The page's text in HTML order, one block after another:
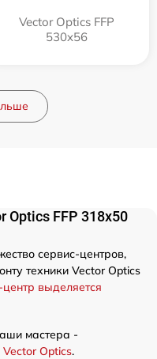
Vector Optics FFP
530x56
Optics FFP 318x50
сервис-центров,
техники Vector Optics
выделяется
мастера -
Optics.